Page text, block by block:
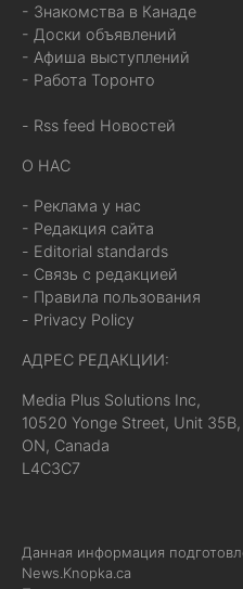
- Знакомства в Канаде
- Доски объявлений
- Афиша выступлений
- Работа Торонто
- Rss feed Новостей
О НАС
- Реклама у нас
- Редакция сайта
- Editorial standards
- Связь с редакцией
- Правила пользования
- Privacy Policy
АДРЕС РЕДАКЦИИ:
Media Plus Solutions Inc,
10520 Yonge Street, Unit
ON, Canada
L4C3C7
Данная информация
News.Knopka.ca